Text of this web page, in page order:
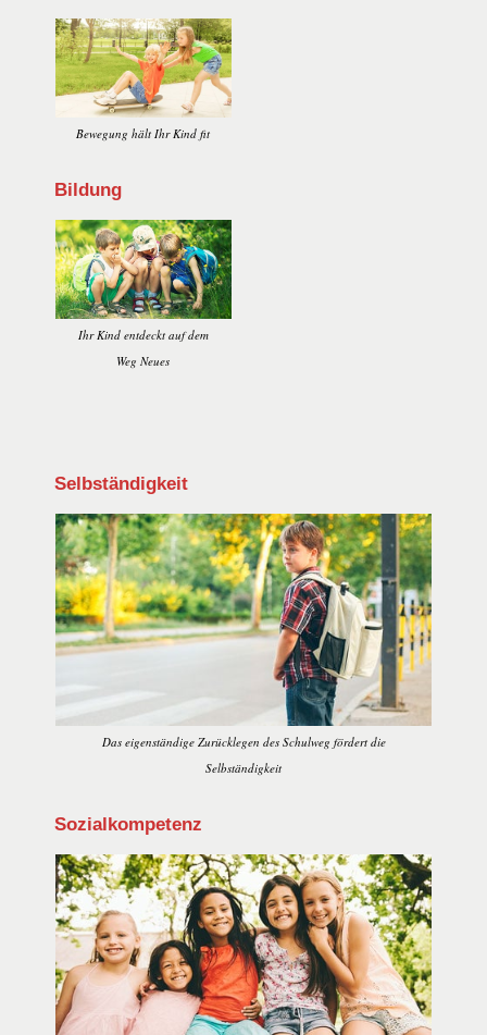
Bewegung hält Ihr Kind fit
Bildung
Ihr Kind entdeckt auf dem
Weg Neues
Selbständigkeit
Das eigenständige Zurücklegen des Schulweg fördert die
Selbständigkeit
Sozialkompetenz